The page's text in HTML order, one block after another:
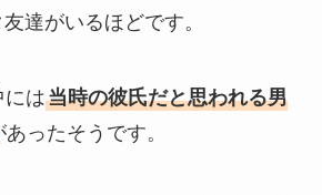
達がいるほどです。
には当時の彼氏だと思われる男
あったそうです。